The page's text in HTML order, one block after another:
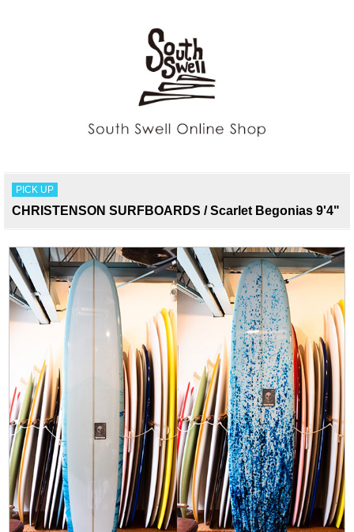
PICK UP
CHRISTENSON SURFBOARDS / Scarlet Begonias 9'4"